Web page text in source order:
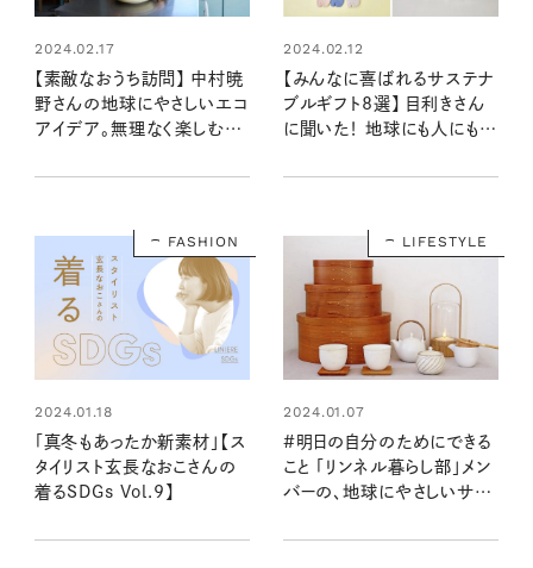
2024.02.17
【素敵なおうち訪問】 中村暁
野さんの地球にやさしいエコ
アイデア。無理なく楽しむエ
2024.02.12
【みんなに喜ばれるサステナ
ブルギフト8選】 目利きさん
に聞いた！ 地球にも人にもや
FASHION
2024.01.18
「真冬もあったか新素材」【ス
タイリスト玄長なおこさんの
着るSDGs Vol.9】
LIFESTYLE
2024.01.07
#明日の自分のためにできる
こと 「リンネル暮らし部」メン
バーの、地球にやさしいサス